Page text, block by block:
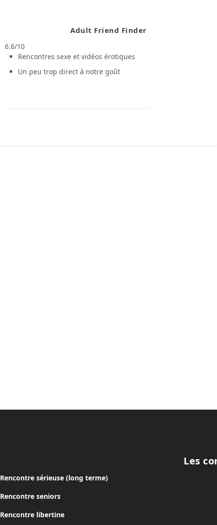
Adult Friend Finder
6.6/10
Rencontres sexe et vidéos érotiques
Un peu trop direct à notre goût
Les
Rencontre sérieuse (long terme)
Rencontre seniors
Rencontre libertine